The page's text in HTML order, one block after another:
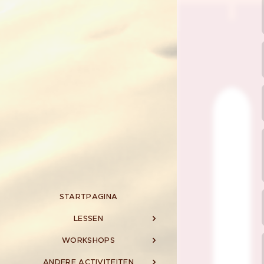
STARTPAGINA
LESSEN
WORKSHOPS
ANDERE ACTIVITEITEN